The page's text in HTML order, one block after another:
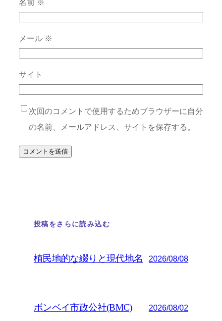
メール ※
サイト
次回のコメントで使用するためブラウザーに自分
の名前、メールアドレス、サイトを保存する。
投稿をさらに読み込む
植民地的な綴りと現代地名 2026/08/08
ボンベイ市政公社(BMC) 2026/08/02